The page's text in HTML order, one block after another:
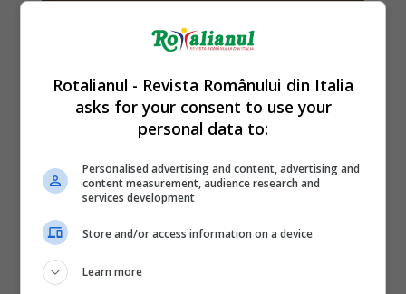
Rotalianul - Revista Românului din Italia
asks for your consent to use your
personal data to:
Personalised advertising and content, advertising and
content measurement, audience research and
services development
Store and/or access information on a device
Learn more